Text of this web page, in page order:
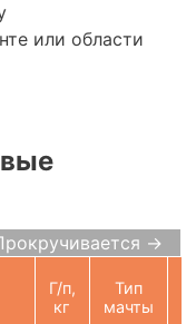
или области
→
Г/п,
кг
Тип
мачты